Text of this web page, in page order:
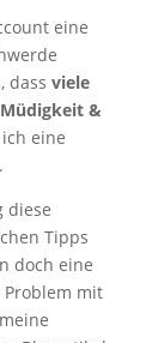
eine
dass viele
&
eine
diese
Tipps
doch eine
mit